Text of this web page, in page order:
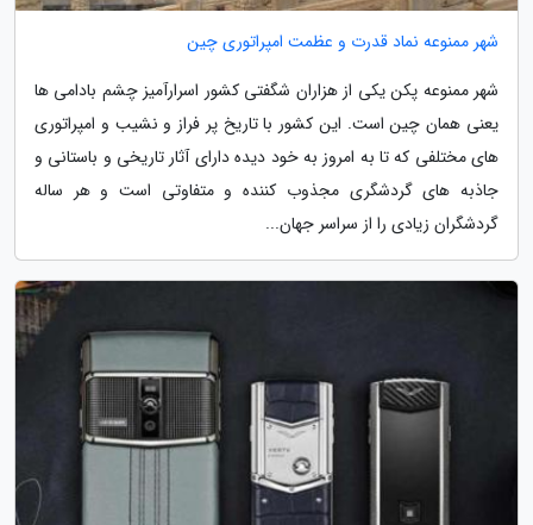
شهر ممنوعه نماد قدرت و عظمت امپراتوری چین
شهر ممنوعه پکن یکی از هزاران شگفتی کشور اسرارآمیز چشم بادامی ها
یعنی همان چین است. این کشور با تاریخ پر فراز و نشیب و امپراتوری
های مختلفی که تا به امروز به خود دیده دارای آثار تاریخی و باستانی و
جاذبه های گردشگری مجذوب کننده و متفاوتی است و هر ساله
گردشگران زیادی را از سراسر جهان...